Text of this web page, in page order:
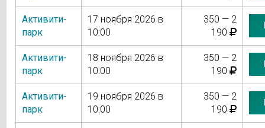
Активити-
парк
17 ноября 2026 в
10:00
350 — 2
190
Активити-
парк
18 ноября 2026 в
10:00
350 — 2
190
Активити-
парк
19 ноября 2026 в
10:00
350 — 2
190